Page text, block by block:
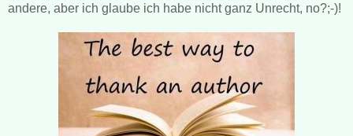
andere, aber ich glaube ich habe nicht ganz Unrecht, no?;-)!